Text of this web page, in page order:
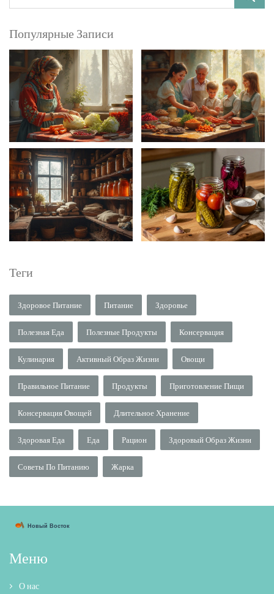
Популярные Записи
Теги
Здоровое Питание Питание Здоровье
Полезная Еда Полезные Продукты Консервация
Кулинария Активный Образ Жизни Овощи
Правильное Питание Продукты Приготовление Пищи
Консервация Овощей Длительное Хранение
Здоровая Еда Еда Рацион Здоровый Образ Жизни
Советы По Питанию Жарка
Меню
О нас